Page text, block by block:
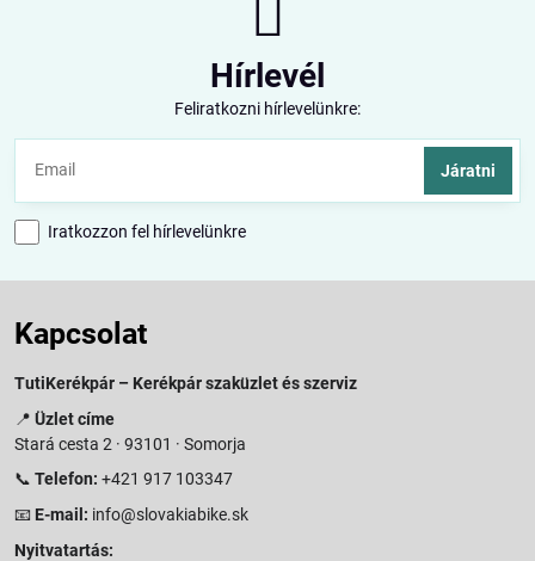
Hírlevél
Feliratkozni hírlevelünkre:
Járatni
Iratkozzon fel hírlevelünkre
Kapcsolat
TutiKerékpár – Kerékpár szaküzlet és szerviz
📍 Üzlet címe
Stará cesta 2 · 93101 · Somorja
📞 Telefon: +421 917 103347
📧 E-mail: info@slovakiabike.sk
Nyitvatartás: